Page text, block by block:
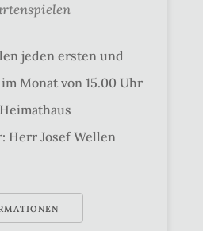
jeden ersten und
Monat von 15.00 Uhr
Herr Josef Wellen